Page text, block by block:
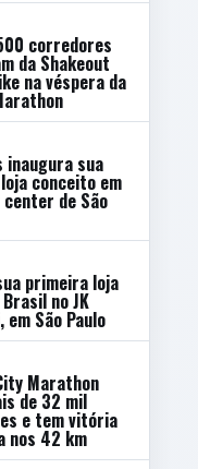
corredores
da Shakeout
na véspera da
inaugura sua
conceito em
de São
primeira loja
no JK
São Paulo
Marathon
de 32 mil
e tem vitória
nos 42 km